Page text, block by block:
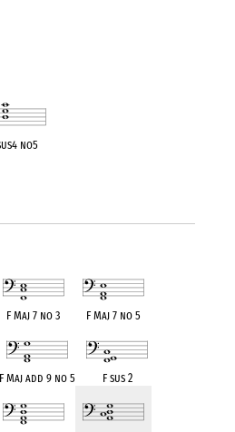
F Maj 7 no 3 F Maj 7 no 5
F Maj add 9 no 5 F sus 2
no5